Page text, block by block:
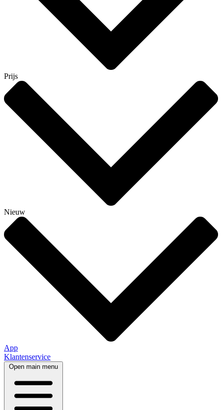
Prijs
Nieuw
App
Klantenservice
Open main menu